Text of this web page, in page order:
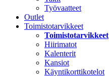
Työvaatteet
Outlet
Toimistotarvikkeet
Toimistotarvikkeet
Hiirimatot
Kalenterit
Kansiot
Käyntikorttikotelot